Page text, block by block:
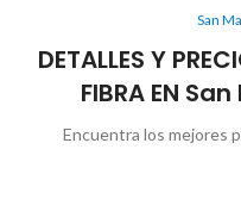
San
DETALLES Y
FIBRA EN
Encuentra los mejores